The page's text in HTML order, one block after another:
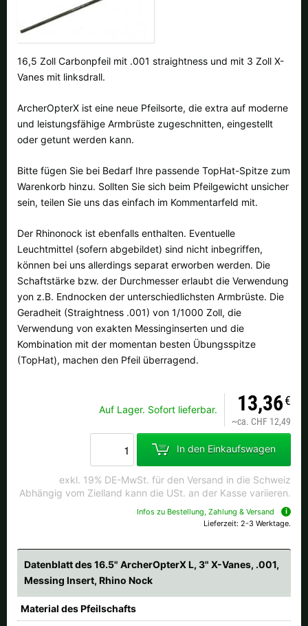
16,5 Zoll Carbonpfeil mit .001 straightness und mit 3 Zoll X-
Vanes mit linksdrall.
ArcherOpterX ist eine neue Pfeilsorte, die extra auf moderne
und leistungsfähige Armbrüste zugeschnitten, eingestellt
oder getunt werden kann.
Bitte fügen Sie bei Bedarf Ihre passende TopHat-Spitze zum
Warenkorb hinzu. Sollten Sie sich beim Pfeilgewicht unsicher
sein, teilen Sie uns das einfach im Kommentarfeld mit.
Der Rhinonock ist ebenfalls enthalten. Eventuelle
Leuchtmittel (sofern abgebildet) sind nicht inbegriffen,
können bei uns allerdings separat erworben werden. Die
Schaftstärke bzw. der Durchmesser erlaubt die Verwendung
yon z.B. Endnocken der unterschiedlichsten Armbrüste. Die
Geradheit (Straightness .001) von 1/1000 Zoll, die
Verwendung von exakten Messinginserten und die
Kombination mit der momentan besten Übungsspitze
(TopHat), machen den Pfeil überragend.
Auf Lager. Sofort lieferbar. 13,36€
~ca. CHF 12,49
In den Einkaufswagen
exkl. 19% DE-MwSt. für den Versand in die Schweiz
Abhängig vom Zielland kann die USt. an der Kasse variieren.
Infos zu Bestellung, Zahlung & Versand
Lieferzeit: 2-3 Werktage.
Datenblatt des 16.5" ArcherOpterX L, 3" X-Vanes, .001,
Messing Insert, Rhino Nock
Material des Pfeilschafts
Portugal |
Slowenien |€
Tschechien | Kč Ungarn |Ft
weitere Länder, siehe unten
Alle verfügbaren Versandregionen:
Sollte Ihr Land nicht verfübar sein, keine Sorge - wählen Sie einfach
"Schweiz" aus. Und erfragen die Versandkosten bei der Bestellung.